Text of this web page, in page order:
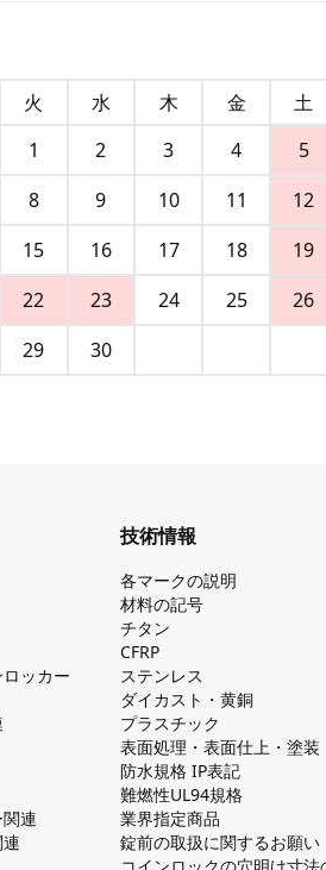
火 水 木 金
土
1
2 3 4
5
8 9 10 11
12
15 16 17 18
19
22 23 24 25
26
29 30
ッカー
連
技術情報
各マークの説明
材料の記号
チタン
CFRP
ステンレス
ダイカスト・⻩銅
プラスチック
表面処理・表面仕上・塗装
防⽔規格 IP表記
難燃性UL94規格
業界指定商品
錠前の取扱に関するお願い